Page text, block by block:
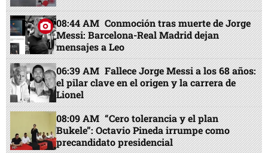
08:44 AM Conmoción tras muerte de Jorge
Messi: Barcelona-Real Madrid dejan
mensajes a Leo
06:39 AM Fallece Jorge Messi a los 68 años:
el pilar clave en el origen y la carrera de
Lionel
08:09 AM “Cero tolerancia y el plan
Bukele”: Octavio Pineda irrumpe como
precandidato presidencial